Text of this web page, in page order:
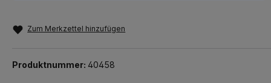
Zum Merkzettel hinzufügen
Produktnummer: 40458